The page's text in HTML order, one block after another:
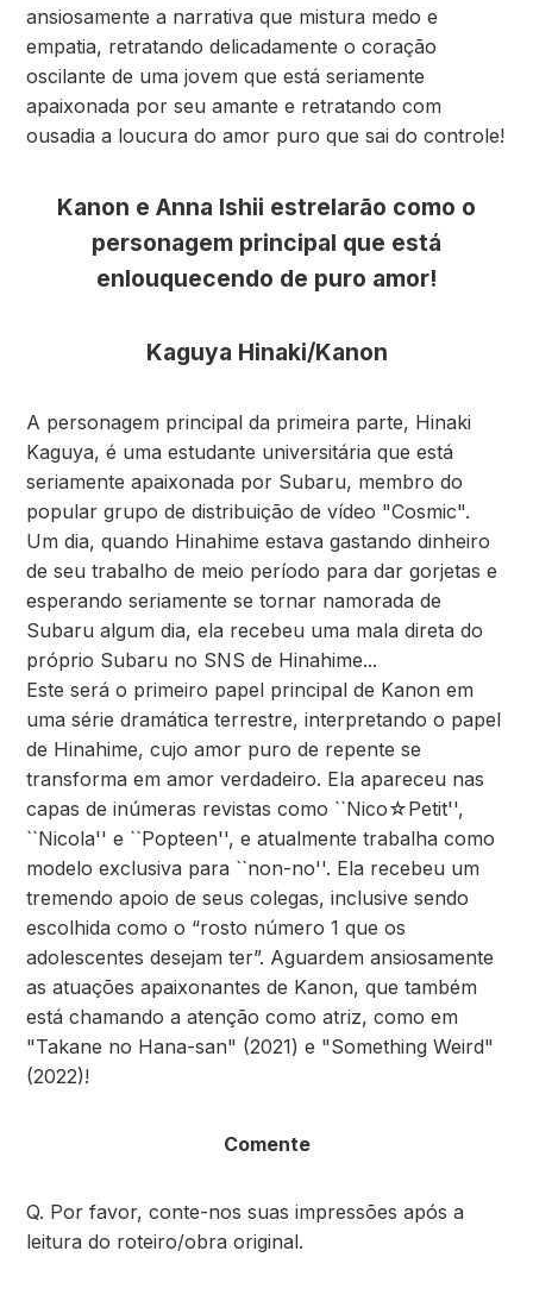
ansiosamente a narrativa que mistura medo e
empatia, retratando delicadamente o coração
oscilante de uma jovem que está seriamente
apaixonada por seu amante e retratando com
ousadia a loucura do amor puro que sai do controle!​
Kanon e Anna Ishii estrelarão como o
personagem principal que está
enlouquecendo de puro amor!
Kaguya Hinaki/Kanon
A personagem principal da primeira parte, Hinaki
Kaguya, é uma estudante universitária que está
seriamente apaixonada por Subaru, membro do
popular grupo de distribuição de vídeo "Cosmic".
Um dia, quando Hinahime estava gastando dinheiro
de seu trabalho de meio período para dar gorjetas e
esperando seriamente se tornar namorada de
Subaru algum dia, ela recebeu uma mala direta do
próprio Subaru no SNS de Hinahime...
Este será o primeiro papel principal de Kanon em
uma série dramática terrestre, interpretando o papel
de Hinahime, cujo amor puro de repente se
transforma em amor verdadeiro. Ela apareceu nas
capas de inúmeras revistas como ``Nico☆Petit'',
``Nicola'' e ``Popteen'', e atualmente trabalha como
modelo exclusiva para ``non-no''. Ela recebeu um
tremendo apoio de seus colegas, inclusive sendo
escolhida como o “rosto número 1 que os
adolescentes desejam ter”. Aguardem ansiosamente
as atuações apaixonantes de Kanon, que também
está chamando a atenção como atriz, como em
"Takane no Hana-san" (2021) e "Something Weird"
(2022)!
Comente
Q. Por favor, conte-nos suas impressões após a
leitura do roteiro/obra original.